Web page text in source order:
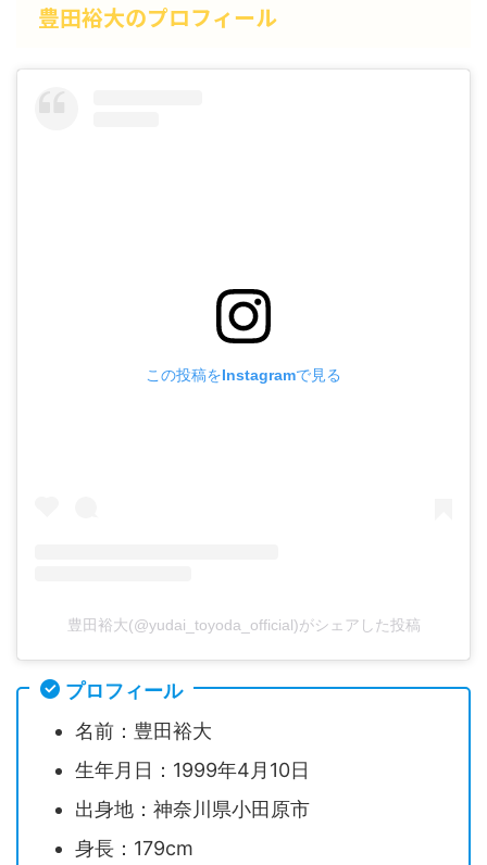
豊田裕大のプロフィール
この投稿をInstagramで見る
豊田裕大(@yudai_toyoda_official)がシェアした投稿
プロフィール
名前：豊田裕大
生年月日：1999年4月10日
出身地：神奈川県小田原市
身長：179cm